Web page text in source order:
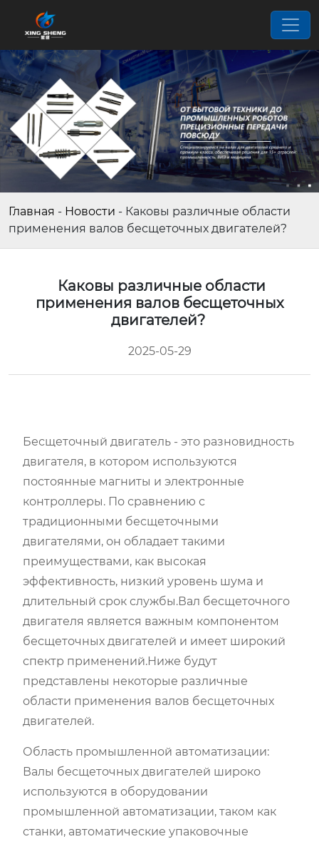
Главная - Новости - Каковы различные области
применения валов бесщеточных двигателей?
Каковы различные области
применения валов бесщеточных
двигателей?
2025-05-29
Бесщеточный двигатель - это разновидность
двигателя, в котором используются
постоянные магниты и электронные
контроллеры. По сравнению с
традиционными бесщеточными
двигателями, он обладает такими
преимуществами, как высокая
эффективность, низкий уровень шума и
длительный срок службы.Вал бесщеточного
двигателя является важным компонентом
бесщеточных двигателей и имеет широкий
спектр применений.Ниже будут
представлены некоторые различные
области применения валов бесщеточных
двигателей.
Область промышленной автоматизации:
Валы бесщеточных двигателей широко
используются в оборудовании
промышленной автоматизации, таком как
станки, автоматические упаковочные